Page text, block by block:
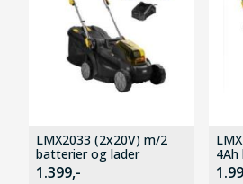
LMX2033 (2x20V) m/2
batterier og lader
1.399,-